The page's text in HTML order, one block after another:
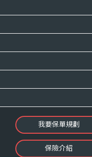
我要保單規劃
保險介紹